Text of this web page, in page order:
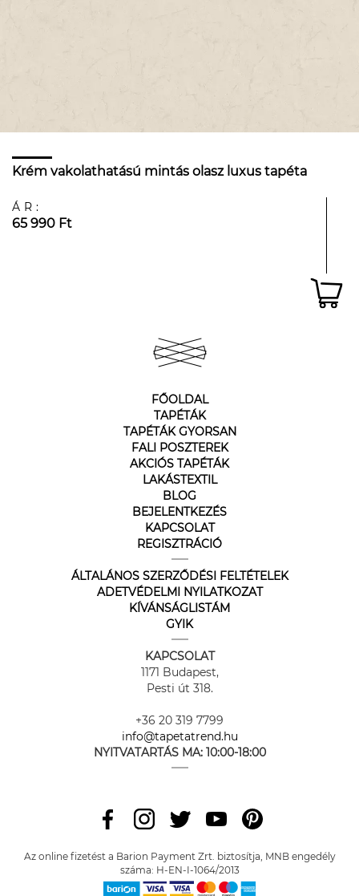
Krém vakolathatású mintás olasz luxus tapéta
ÁR:
65 990 Ft
FŐOLDAL
TAPÉTÁK
TAPÉTÁK GYORSAN
FALI POSZTEREK
AKCIÓS TAPÉTÁK
LAKÁSTEXTIL
BLOG
BEJELENTKEZÉS
KAPCSOLAT
REGISZTRÁCIÓ
ÁLTALÁNOS SZERZŐDÉSI FELTÉTELEK
ADETVÉDELMI NYILATKOZAT
KÍVÁNSÁGLISTÁM
GYIK
KAPCSOLAT
1171 Budapest,
Pesti út 318.
+36 20 319 7799
info@tapetatrend.hu
NYITVATARTÁS MA: 10:00-18:00
Az online fizetést a Barion Payment Zrt. biztosítja, MNB engedély
száma: H-EN-I-1064/2013